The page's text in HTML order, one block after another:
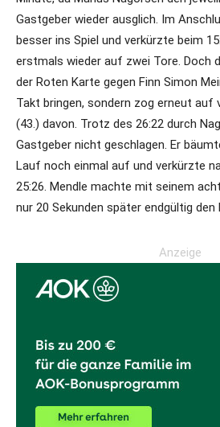
Gastgeber wieder ausglich. Im
besser ins Spiel und verkürzte beim
erstmals wieder auf zwei Tore. Doch
der Roten Karte gegen Finn Simon
Takt bringen, sondern zog erneut auf
(43.) davon. Trotz des 26:22 durch
Gastgeber nicht geschlagen. Er
Lauf noch einmal auf und verkürzte
25:26. Mendle machte mit seinem
nur 20 Sekunden später endgültig den
Anzeige